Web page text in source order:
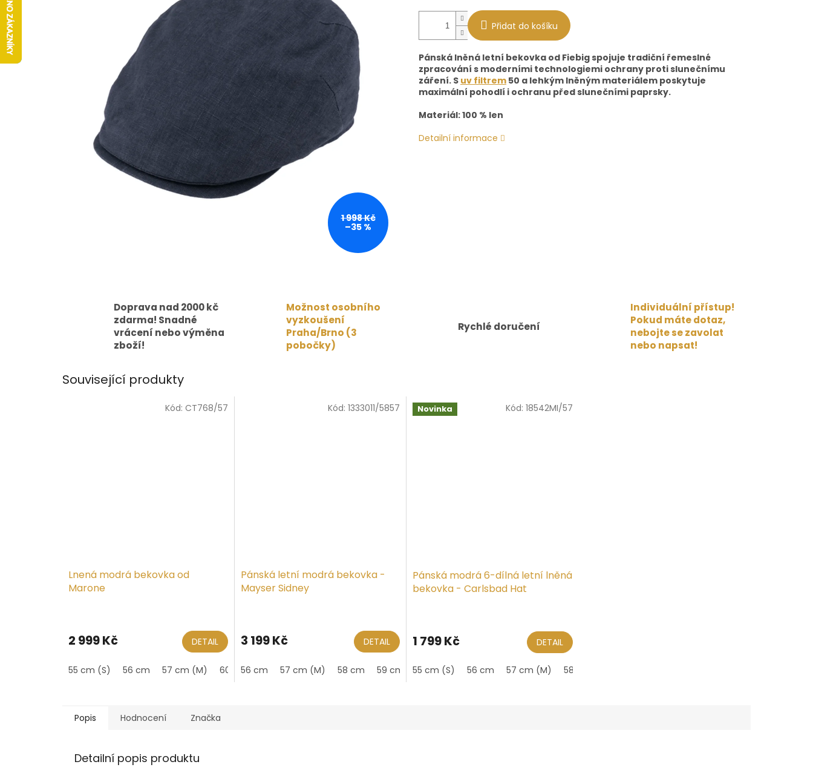
1 998 Kč
–35 %
Přidat do košíku
Pánská lněná letní bekovka od Fiebig spojuje tradiční řemeslné
zpracování s moderními technologiemi ochrany proti slunečnímu
záření. S uv filtrem 50 a lehkým lněným materiálem poskytuje
maximální pohodlí i ochranu před slunečními paprsky.
Materiál: 100 % len
Detailní informace
Doprava nad 2000 kč
zdarma! Snadné
vrácení nebo výměna
zboží!
Možnost osobního
vyzkoušení
Praha/Brno (3
pobočky)
Rychlé doručení
Individuální přístup!
Pokud máte dotaz,
nebojte se zavolat
nebo napsat!
Související produkty
Lnená modrá bekovka od
Marone
2 999 Kč DETAIL
55 cm (S) 56 cm 57 cm (M) 60 cm 61 cm (XL)
Kód: CT768/57
Pánská letní modrá bekovka -
Mayser Sidney
3 199 Kč DETAIL
56 cm 57 cm (M) 58 cm 59 cm (L)
Kód: 1333011/5857 Novinka
Pánská modrá 6-dílná letní lněná
bekovka - Carlsbad Hat
1 799 Kč DETAIL
55 cm (S) 56 cm 57 cm (M) 58 cm
Kód: 18542MI/57
Popis Hodnocení Značka
Detailní popis produktu